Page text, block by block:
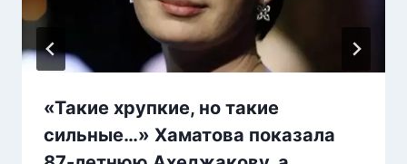
«Такие хрупкие, но такие
сильные…» Хаматова показала